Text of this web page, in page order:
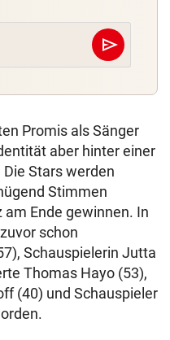
send
Abschicken
Promis als Sänger
aber hinter einer
Stars werden
Stimmen
Ende gewinnen. In
schon
Schauspielerin Jutta
Thomas Hayo (53),
(40) und Schauspieler